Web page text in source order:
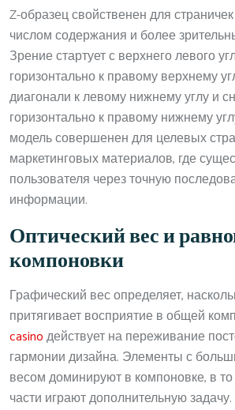
Z-образец свойственен для
числом содержания и более
Зрение стартует с верхнего левого
горизонтально к правому верхнему
диагонали к левому нижнему углу и
горизонтально к правому нижнему
модель совершенен для целевых
маркетинговых материалов, где
пользователя через точную
информации.
Оптический вес и
компоновки
Графический вес определяет,
притягивает восприятие в общей
casinoдействует на переживание
гармонии дизайна. Элементы с
весом доминируют в компоновке, в то
части играют дополнительную задачу.